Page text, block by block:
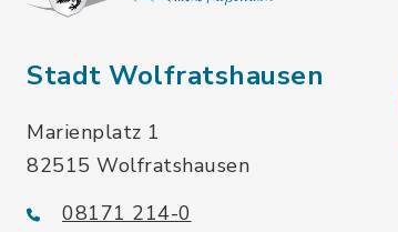
Stadt Wolfratshausen
Marienplatz 1
82515 Wolfratshausen
08171 214-0